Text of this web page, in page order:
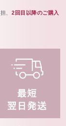
、2回目以降のご購入